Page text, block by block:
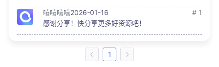
嘻嘻嘻嘻2026-01-16
# 1
感谢分享！快分享更多好资源吧！
1